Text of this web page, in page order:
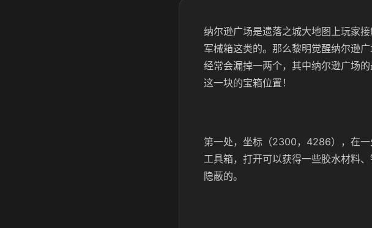
纳尔逊广场是遗落之城大地图上玩家
军械箱这类的。那么黎明觉醒纳尔逊
经常会漏掉一两个，其中纳尔逊广场
这一块的宝箱位置！
第一处，坐标（2300，4286），在
工具箱，打开可以获得一些胶水材料
隐蔽的。